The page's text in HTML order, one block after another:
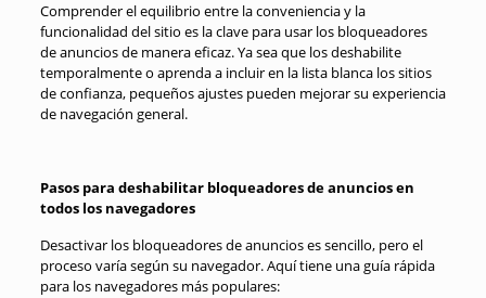
Comprender el equilibrio entre la conveniencia y la
funcionalidad del sitio es la clave para usar los bloqueadores
de anuncios de manera eficaz. Ya sea que los deshabilite
temporalmente o aprenda a incluir en la lista blanca los sitios
de confianza, pequeños ajustes pueden mejorar su experiencia
de navegación general.
Pasos para deshabilitar bloqueadores de anuncios en
todos los navegadores
Desactivar los bloqueadores de anuncios es sencillo, pero el
proceso varía según su navegador. Aquí tiene una guía rápida
para los navegadores más populares: